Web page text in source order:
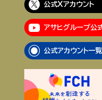
公式Xアカウント
アサヒグループ公
公式アカウント一覧